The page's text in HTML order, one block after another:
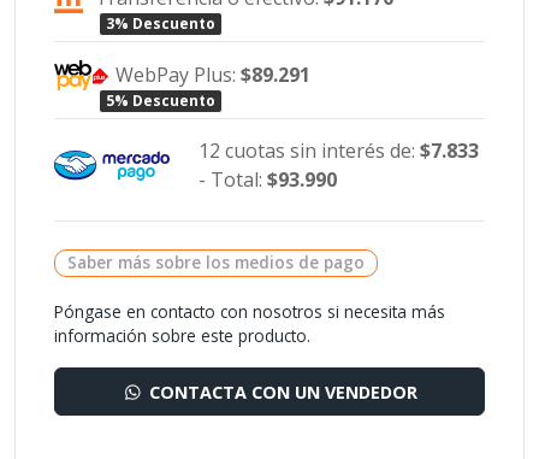
3% Descuento
WebPay Plus:$89.291
5% Descuento
12 cuotas sin interés de: $7.833
- Total: $93.990
Saber más sobre los medios de pago
Póngase en contacto con nosotros si necesita más
información sobre este producto.
CONTACTA CON UN VENDEDOR